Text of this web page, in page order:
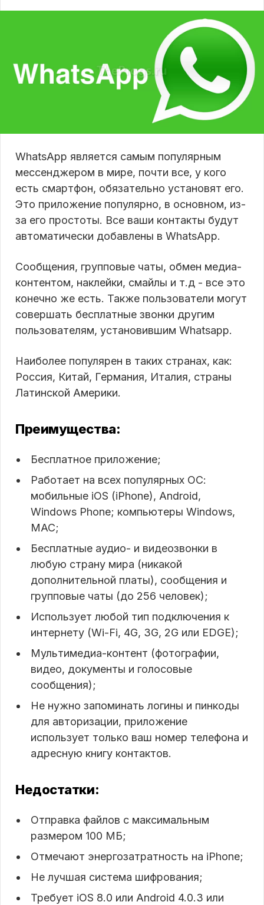
WhatsApp является самым популярным
мессенджером в мире, почти все, у кого
есть смартфон, обязательно установят его.
Это приложение популярно, в основном, из-
за его простоты. Все ваши контакты будут
автоматически добавлены в WhatsApp.
Сообщения, групповые чаты, обмен медиа-
контентом, наклейки, смайлы и т.д - все это
конечно же есть. Также пользователи могут
совершать бесплатные звонки другим
пользователям, установившим Whatsapp.
Наиболее популярен в таких странах, как:
Россия, Китай, Германия, Италия, страны
Латинской Америки.
Преимущества:
Бесплатное приложение;
Работает на всех популярных ОС:
мобильные iOS (iPhone), Android,
Windows Phone; компьютеры Windows,
MAC;
Бесплатные аудио- и видеозвонки в
любую страну мира (никакой
дополнительной платы), сообщения и
групповые чаты (до 256 человек);
Использует любой тип подключения к
интернету (Wi-Fi, 4G, 3G, 2G или EDGE);
Мультимедиа-контент (фотографии,
видео, документы и голосовые
сообщения);
Не нужно запоминать логины и пинкоды
для авторизации, приложение
использует только ваш номер телефона и
адресную книгу контактов.
Недостатки:
Отправка файлов с максимальным
размером 100 МБ;
Отмечают энергозатратность на iPhone;
Не лучшая система шифрования;
Требует iOS 8.0 или Android 4.0.3 или